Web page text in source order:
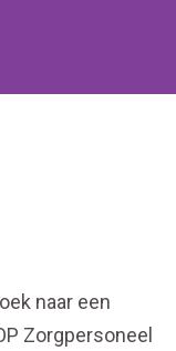
naar een
Zorgpersoneel